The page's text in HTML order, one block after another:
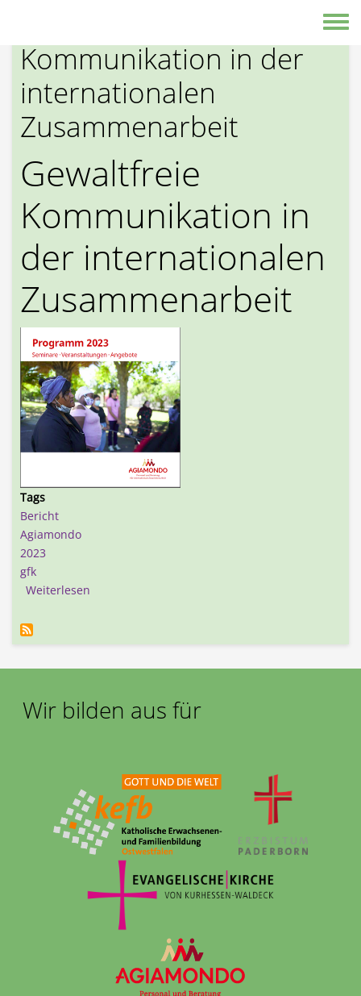
Kommunikation in der
internationalen
Zusammenarbeit
Gewaltfreie
Kommunikation in
der internationalen
Zusammenarbeit
Tags
Bericht
Agiamondo
2023
gfk
Weiterlesen
Wir bilden aus für